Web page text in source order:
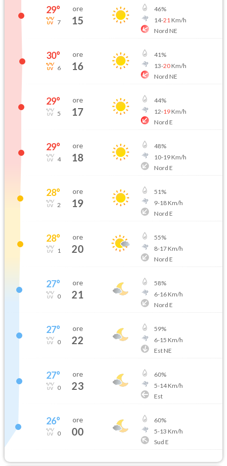
29°
7
ore
15
46%
14-21 Km/h
Nord NE
30°
6
ore
16
41%
13-20Km/h
Nord NE
29°
5
ore
17
44%
12-19Km/h
Nord E
29°
4
ore
18
48%
10-19Km/h
Nord E
28°
2
ore
19
51%
9-18Km/h
Nord E
28°
1
ore
20
55%
8-17Km/h
Nord E
27°
0
ore
21
58%
6-16Km/h
Nord E
27°
0
ore
22
59%
6-15 Km/h
Est NE
27°
0
ore
23
60%
5-14Km/h
Est
26°
0
ore
00
60%
5-13 Km/h
Sud E